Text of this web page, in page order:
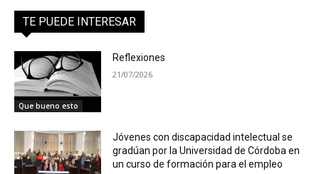
TE PUEDE INTERESAR
Que bueno esto
Reflexiones
21/07/2026
Jóvenes con discapacidad intelectual se
gradúan por la Universidad de Córdoba en
un curso de formación para el empleo